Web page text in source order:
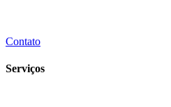
Contato
Serviços